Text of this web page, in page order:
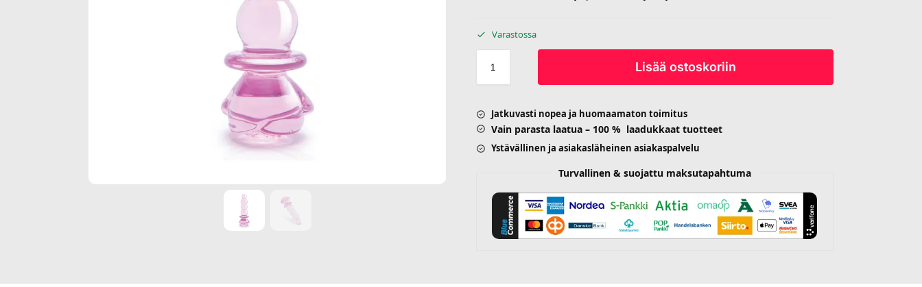
Varastossa
Lisää ostoskoriin
Jatkuvasti nopea ja huomaamaton toimitus
Vain parasta laatua – 100 % laadukkaat tuotteet
Ystävällinen ja asiakasläheinen asiakaspalvelu
Turvallinen & suojattu maksutapahtuma